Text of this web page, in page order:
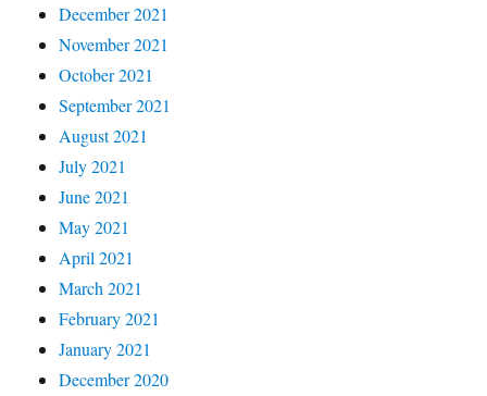
December 2021
November 2021
October 2021
September 2021
August 2021
July 2021
June 2021
May 2021
April 2021
March 2021
February 2021
January 2021
December 2020